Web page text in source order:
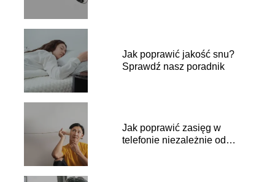
Jak poprawić jakość snu?
Sprawdź nasz poradnik
Jak poprawić zasięg w
telefonie niezależnie od